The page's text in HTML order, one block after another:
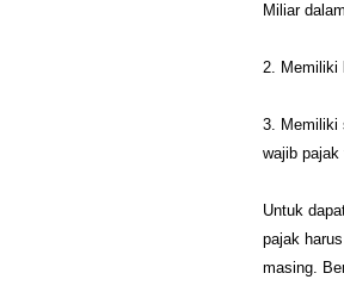
Miliar
2. Memiliki
3. Memiliki
wajib pajak
Untuk
pajak
masing.